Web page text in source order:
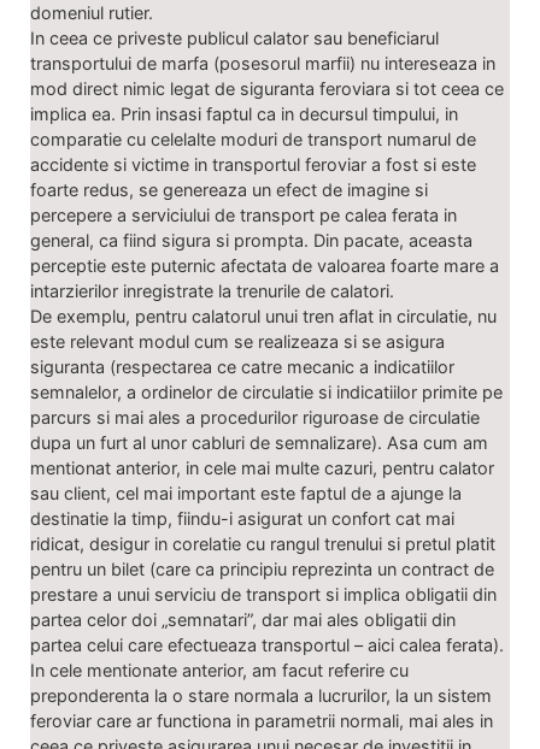
domeniul rutier.
In ceea ce priveste publicul calator sau beneficiarul
transportului de marfa (posesorul marfii) nu intereseaza in
mod direct nimic legat de siguranta feroviara si tot ceea ce
implica ea. Prin insasi faptul ca in decursul timpului, in
comparatie cu celelalte moduri de transport numarul de
accidente si victime in transportul feroviar a fost si este
foarte redus, se genereaza un efect de imagine si
percepere a serviciului de transport pe calea ferata in
general, ca fiind sigura si prompta. Din pacate, aceasta
perceptie este puternic afectata de valoarea foarte mare a
intarzierilor inregistrate la trenurile de calatori.
De exemplu, pentru calatorul unui tren aflat in circulatie, nu
este relevant modul cum se realizeaza si se asigura
siguranta (respectarea ce catre mecanic a indicatiilor
semnalelor, a ordinelor de circulatie si indicatiilor primite pe
parcurs si mai ales a procedurilor riguroase de circulatie
dupa un furt al unor cabluri de semnalizare). Asa cum am
mentionat anterior, in cele mai multe cazuri, pentru calator
sau client, cel mai important este faptul de a ajunge la
destinatie la timp, fiindu-i asigurat un confort cat mai
ridicat, desigur in corelatie cu rangul trenului si pretul platit
pentru un bilet (care ca principiu reprezinta un contract de
prestare a unui serviciu de transport si implica obligatii din
partea celor doi „semnatari”, dar mai ales obligatii din
partea celui care efectueaza transportul – aici calea ferata).
In cele mentionate anterior, am facut referire cu
preponderenta la o stare normala a lucrurilor, la un sistem
feroviar care ar functiona in parametrii normali, mai ales in